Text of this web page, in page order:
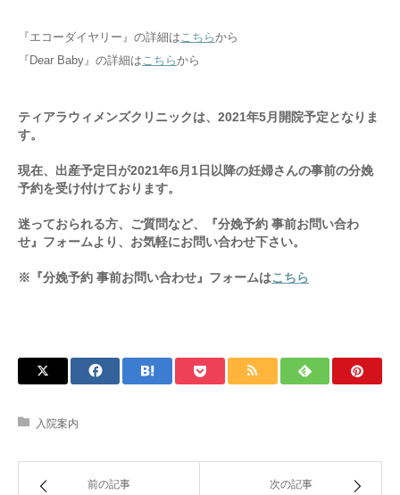
『エコーダイヤリー』の詳細はこちらから
『Dear Baby』の詳細はこちらから
ティアラウィメンズクリニックは、2021年5月開院予定となりま
す。
現在、出産予定日が2021年6月1日以降の妊婦さんの事前の分娩
予約を受け付けております。
迷っておられる方、ご質問など、『分娩予約 事前お問い合わ
せ』フォームより、お気軽にお問い合わせ下さい。
※『分娩予約 事前お問い合わせ』フォームはこちら
入院案内
前の記事 次の記事